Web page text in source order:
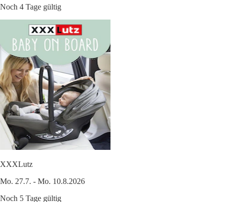
Noch 4 Tage gültig
XXXLutz
Mo. 27.7. - Mo. 10.8.2026
Noch 5 Tage gültig